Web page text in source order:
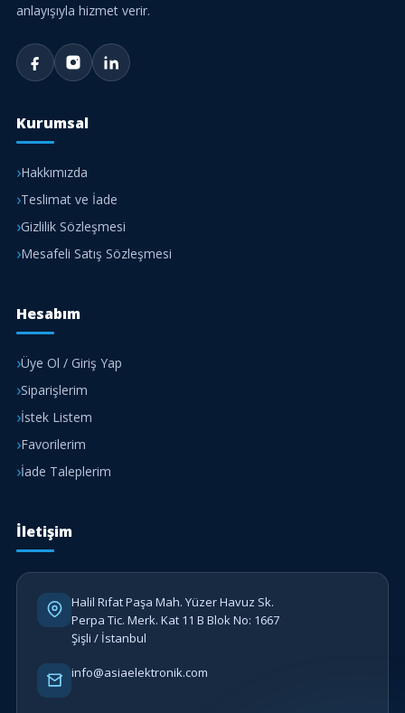
anlayışıyla hizmet verir.
Kurumsal
Hakkımızda
Teslimat ve İade
Gizlilik Sözleşmesi
Mesafeli Satış Sözleşmesi
Hesabım
Üye Ol / Giriş Yap
Siparişlerim
İstek Listem
Favorilerim
İade Taleplerim
İletişim
Halil Rıfat Paşa Mah. Yüzer Havuz Sk.
Perpa Tic. Merk. Kat 11 B Blok No: 1667
Şişli / İstanbul
info@asiaelektronik.com